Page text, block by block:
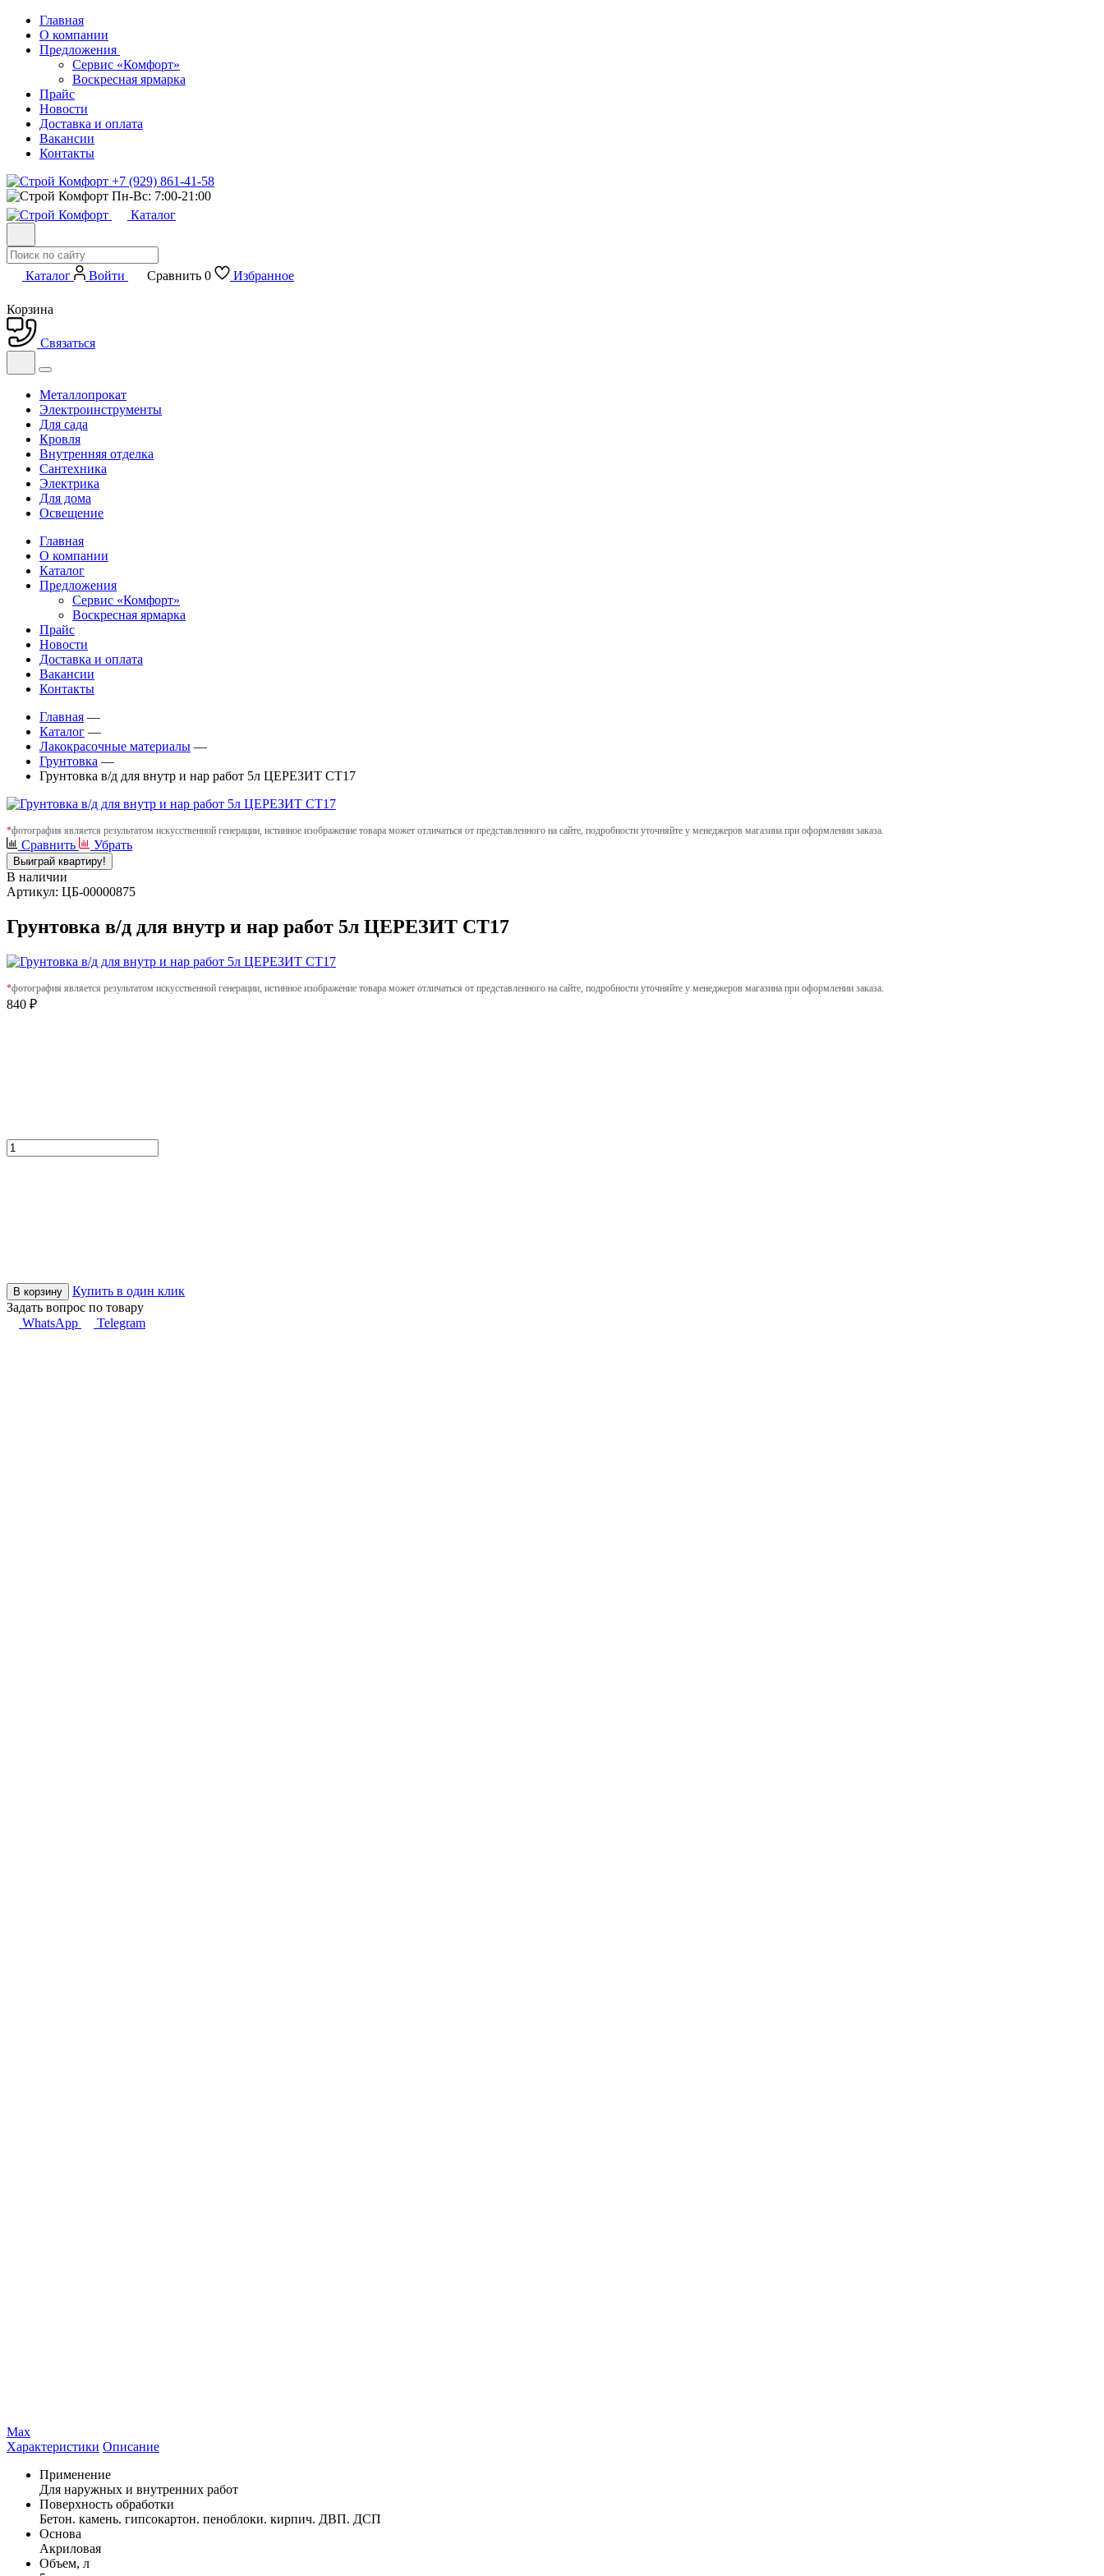
Главная
О компании
Предложения
Сервис «Комфорт»
Воскресная ярмарка
Прайс
Новости
Доставка и оплата
Вакансии
Контакты
+7 (929) 861-41-58
Пн-Вс: 7:00-21:00
Каталог
Каталог Войти Сравнить 0 Избранное
Корзина
Связаться
Металлопрокат
Электроинструменты
Для сада
Кровля
Внутренняя отделка
Сантехника
Электрика
Для дома
Освещение
Главная
О компании
Каталог
Предложения
Сервис «Комфорт»
Воскресная ярмарка
Прайс
Новости
Доставка и оплата
Вакансии
Контакты
Главная —
Каталог —
Лакокрасочные материалы —
Грунтовка —
Грунтовка в/д для внутр и нар работ 5л ЦЕРЕЗИТ СТ17
*фотография является результатом искусственной генерации, истинное изображение товара может отличаться от представленного на сайте, подробности уточняйте у менеджеров магазина при оформлении заказа.
Сравнить Убрать
Выиграй квартиру!
В наличии
Артикул: ЦБ-00000875
Грунтовка в/д для внутр и нар работ 5л ЦЕРЕЗИТ СТ17
*фотография является результатом искусственной генерации, истинное изображение товара может отличаться от представленного на сайте, подробности уточняйте у менеджеров магазина при оформлении заказа.
840 ₽
В корзину
Купить в один клик
Задать вопрос по товару
WhatsApp
Telegram
Max
Характеристики Описание
Применение
Для наружных и внутренних работ
Поверхность обработки
Бетон. камень. гипсокартон. пеноблоки. кирпич. ДВП. ДСП
Основа
Акриловая
Объем, л